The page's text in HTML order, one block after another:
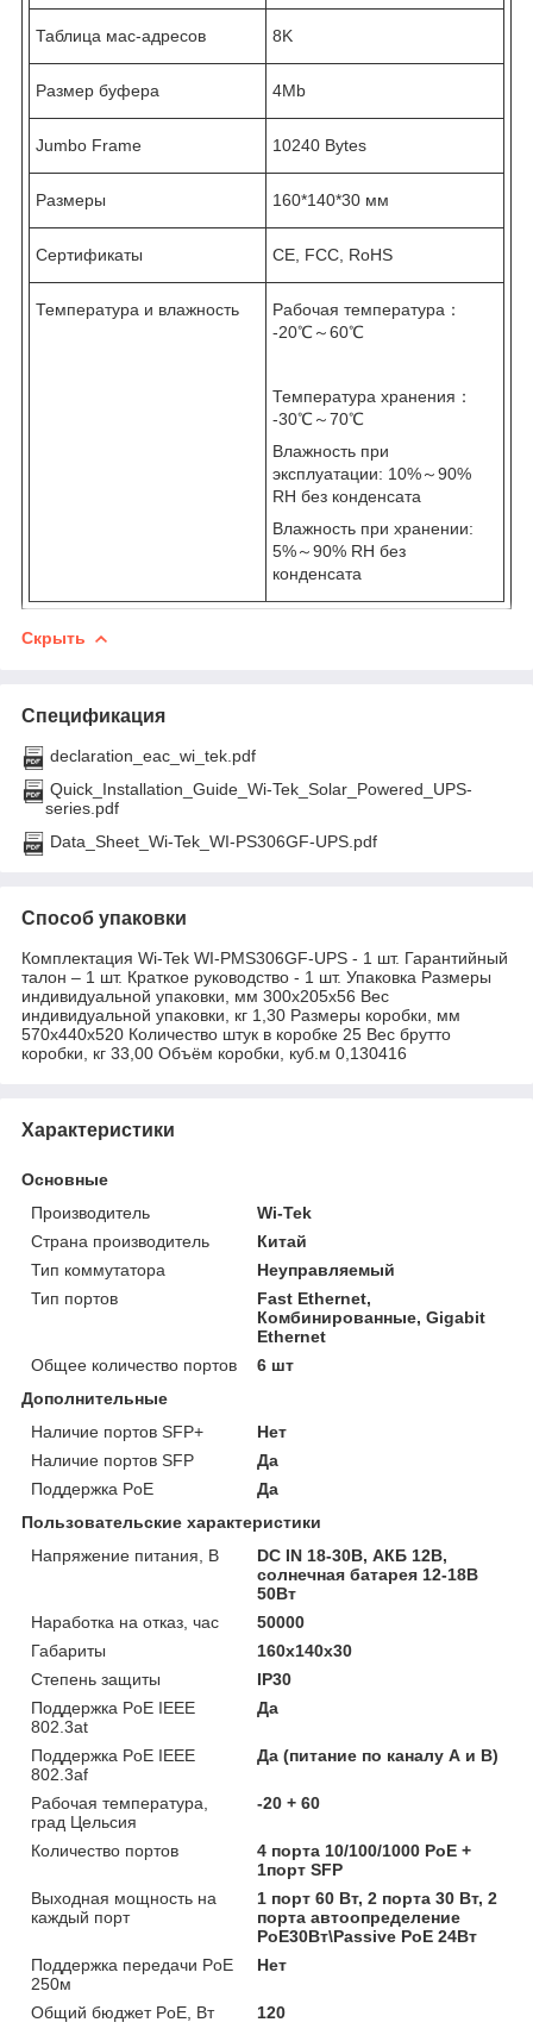
Таблица мас-адресов 8K
Размер буфера 4Mb
Jumbo Frame 10240 Bytes
Размеры 160*140*30 мм
Сертификаты CE, FCC, RoHS
Температура и влажность
Рабочая температура：
-20℃～60℃
Температура хранения：
-30℃～70℃
Влажность при
эксплуатации: 10%～90%
RH без конденсата
Влажность при хранении:
5%～90% RH без
конденсата
Скрыть
Спецификация
declaration_eac_wi_tek.pdf
Quick_Installation_Guide_Wi-Tek_Solar_Powered_UPS-
series.pdf
Data_Sheet_Wi-Tek_WI-PS306GF-UPS.pdf
Способ упаковки
Комплектация Wi-Tek WI-PMS306GF-UPS - 1 шт. Гарантийный
талон – 1 шт. Краткое руководство - 1 шт. Упаковка Размеры
индивидуальной упаковки, мм 300х205х56 Вес
индивидуальной упаковки, кг 1,30 Размеры коробки, мм
570х440х520 Количество штук в коробке 25 Вес брутто
коробки, кг 33,00 Объём коробки, куб.м 0,130416
Характеристики
Основные
Производитель
Wi-Tek
Страна производитель
Китай
Тип коммутатора
Неуправляемый
Тип портов
Fast Ethernet,
Комбинированные, Gigabit
Ethernet
Общее количество портов
6 шт
Дополнительные
Наличие портов SFP+
Нет
Наличие портов SFP
Да
Поддержка PoE
Да
Пользовательские характеристики
Напряжение питания, В
DC IN 18-30В, АКБ 12В,
солнечная батарея 12-18В
50Вт
Наработка на отказ, час
50000
Габариты
160х140х30
Степень защиты
IP30
Поддержка PoE IEEE
802.3at
Да
Поддержка PoE IEEE
802.3af
Да (питание по каналу А и В)
Рабочая температура,
град Цельсия
-20 + 60
Количество портов
4 порта 10/100/1000 PoE +
1порт SFP
Выходная мощность на
каждый порт
1 порт 60 Вт, 2 порта 30 Вт, 2
порта автоопределение
PoE30Вт\Passive PoE 24Вт
Поддержка передачи PoE
250м
Нет
Общий бюджет PoE, Вт 120